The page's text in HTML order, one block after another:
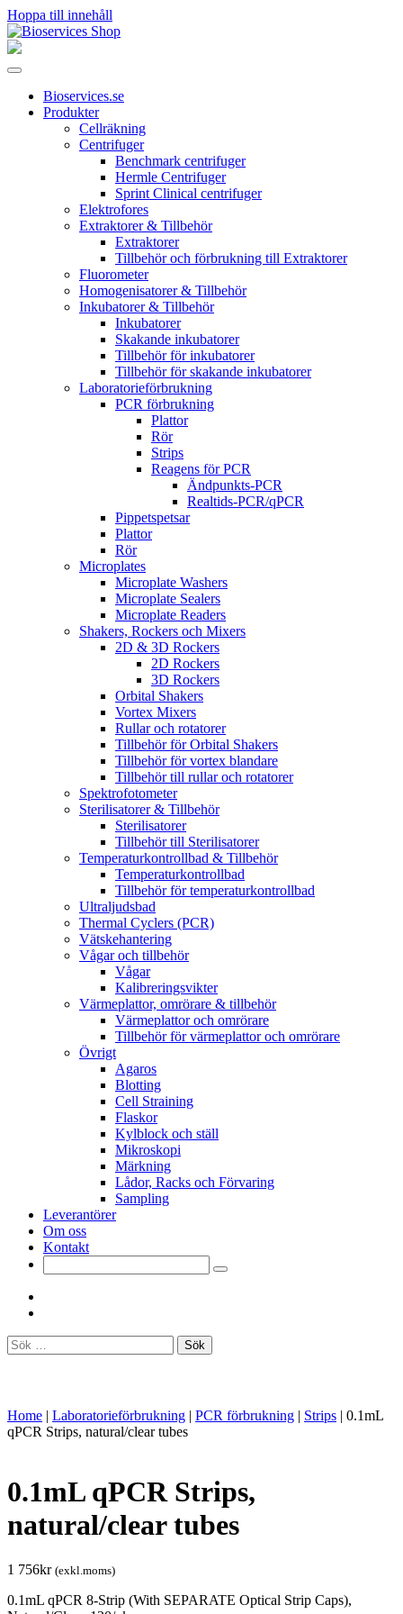
Hoppa till innehåll
Huvudnavigering
Bioservices.se
Produkter
Cellräkning
Centrifuger
Benchmark centrifuger
Hermle Centrifuger
Sprint Clinical centrifuger
Elektrofores
Extraktorer & Tillbehör
Extraktorer
Tillbehör och förbrukning till Extraktorer
Fluorometer
Homogenisatorer & Tillbehör
Inkubatorer & Tillbehör
Inkubatorer
Skakande inkubatorer
Tillbehör för inkubatorer
Tillbehör för skakande inkubatorer
Laboratorieförbrukning
PCR förbrukning
Plattor
Rör
Strips
Reagens för PCR
Ändpunkts-PCR
Realtids-PCR/qPCR
Pippetspetsar
Plattor
Rör
Microplates
Microplate Washers
Microplate Sealers
Microplate Readers
Shakers, Rockers och Mixers
2D & 3D Rockers
2D Rockers
3D Rockers
Orbital Shakers
Vortex Mixers
Rullar och rotatorer
Tillbehör för Orbital Shakers
Tillbehör för vortex blandare
Tillbehör till rullar och rotatorer
Spektrofotometer
Sterilisatorer & Tillbehör
Sterilisatorer
Tillbehör till Sterilisatorer
Temperaturkontrollbad & Tillbehör
Temperaturkontrollbad
Tillbehör för temperaturkontrollbad
Ultraljudsbad
Thermal Cyclers (PCR)
Vätskehantering
Vågar och tillbehör
Vågar
Kalibreringsvikter
Värmeplattor, omrörare & tillbehör
Värmeplattor och omrörare
Tillbehör för värmeplattor och omrörare
Övrigt
Agaros
Blotting
Cell Straining
Flaskor
Kylblock och ställ
Mikroskopi
Märkning
Lådor, Racks och Förvaring
Sampling
Leverantörer
Om oss
Kontakt
Sök
efter:
Home | Laboratorieförbrukning | PCR förbrukning | Strips | 0.1mL
qPCR Strips, natural/clear tubes
0.1mL qPCR Strips,
natural/clear tubes
1 756kr (exkl.moms)
0.1mL qPCR 8-Strip (With SEPARATE Optical Strip Caps),